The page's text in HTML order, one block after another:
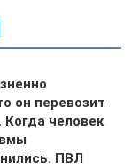
он перевозит
человек
ПВЛ